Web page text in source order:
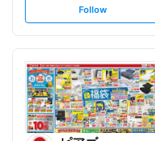
s
t
l
o
w
Follow